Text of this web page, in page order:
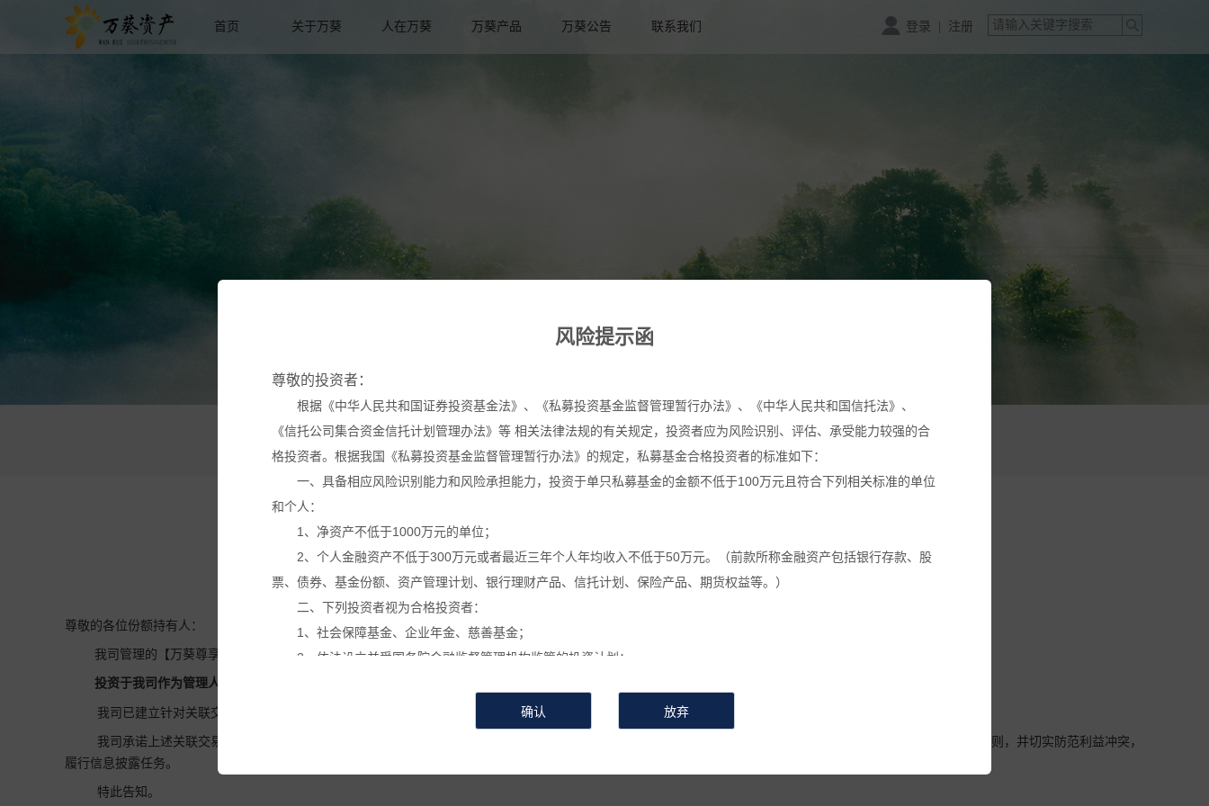
首页 关于万葵 人在万葵 万葵产品 万葵公告 联系我们 登录 注册
风险提示函
尊敬的投资者：
根据《中华人民共和国证券投资基金法》、《私募投资基金监督管理暂行办法》、《中华人民共和国信托法》、
《信托公司集合资金信托计划管理办法》等 相关法律法规的有关规定，投资者应为风险识别、评估、承受能力较强的合
格投资者。根据我国《私募投资基金监督管理暂行办法》的规定，私募基金合格投资者的标准如下：
一、具备相应风险识别能力和风险承担能力，投资于单只私募基金的金额不低于100万元且符合下列相关标准的单位
和个人：
1、净资产不低于1000万元的单位；
2、个人金融资产不低于300万元或者最近三年个人年均收入不低于50万元。（前款所称金融资产包括银行存款、股
票、债券、基金份额、资产管理计划、银行理财产品、信托计划、保险产品、期货权益等。）
二、下列投资者视为合格投资者：
1、社会保障基金、企业年金、慈善基金；
2、依法设立并受国务院金融监督管理机构监管的投资计划；
本网站所载的各种信息和数据等仅供参考, 并不构成广告或销售要约, 或买入任何证券、基金或其它投资工具的建
万葵公告 万葵新闻 万葵分享 万葵活动
时间：2025-07-17 来源 : 作者 : 浏览次数：623
尊敬的各位份额持有人：
我司管理的【万葵尊享35号家族私募证券投资基金】拟按照本基金合同约定进行关联交易，具体事项为
投资于我司作为管理人的【
我司已建立针对关联交易的特殊决策机制，已建立不得利用关联交易进行利益输送、内幕交易和操作市场等违法违规活动的关联交易回避机制。
我司承诺上述关联交易事项不存在利益输送、内幕交易或操作市场等违法违规活动，在运用本基金财产进行上述关联交易时，遵循本基金份额持有人利益优先的原则，并切实防范利益冲突，
履行信息披露任务。
特此告知。